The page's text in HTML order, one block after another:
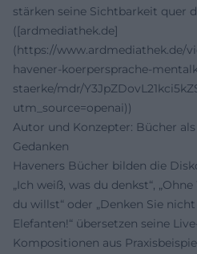
stärken seine Sichtbarkeit quer
([ardmediathek.de]
(https://www.ardmediathek.de/
havener-koerpersprache-
staerke/mdr/
utm_source=openai))
Autor und Konzepter: Bücher
Gedanken
Haveners Bücher bilden die
„Ich weiß, was du denkst“,
du willst“ oder „Denken Sie
Elefanten!“ übersetzen seine
Kompositionen aus